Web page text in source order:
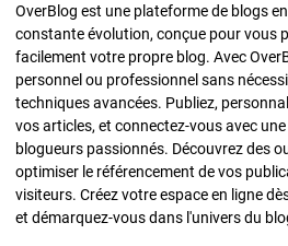
OverBlog est une plateforme de blogs
constante évolution, conçue pour vous
facilement votre propre blog. Avec
personnel ou professionnel sans
techniques avancées. Publiez,
vos articles, et connectez-vous avec
blogueurs passionnés. Découvrez des
optimiser le référencement de vos
visiteurs. Créez votre espace en ligne
et démarquez-vous dans l'univers du